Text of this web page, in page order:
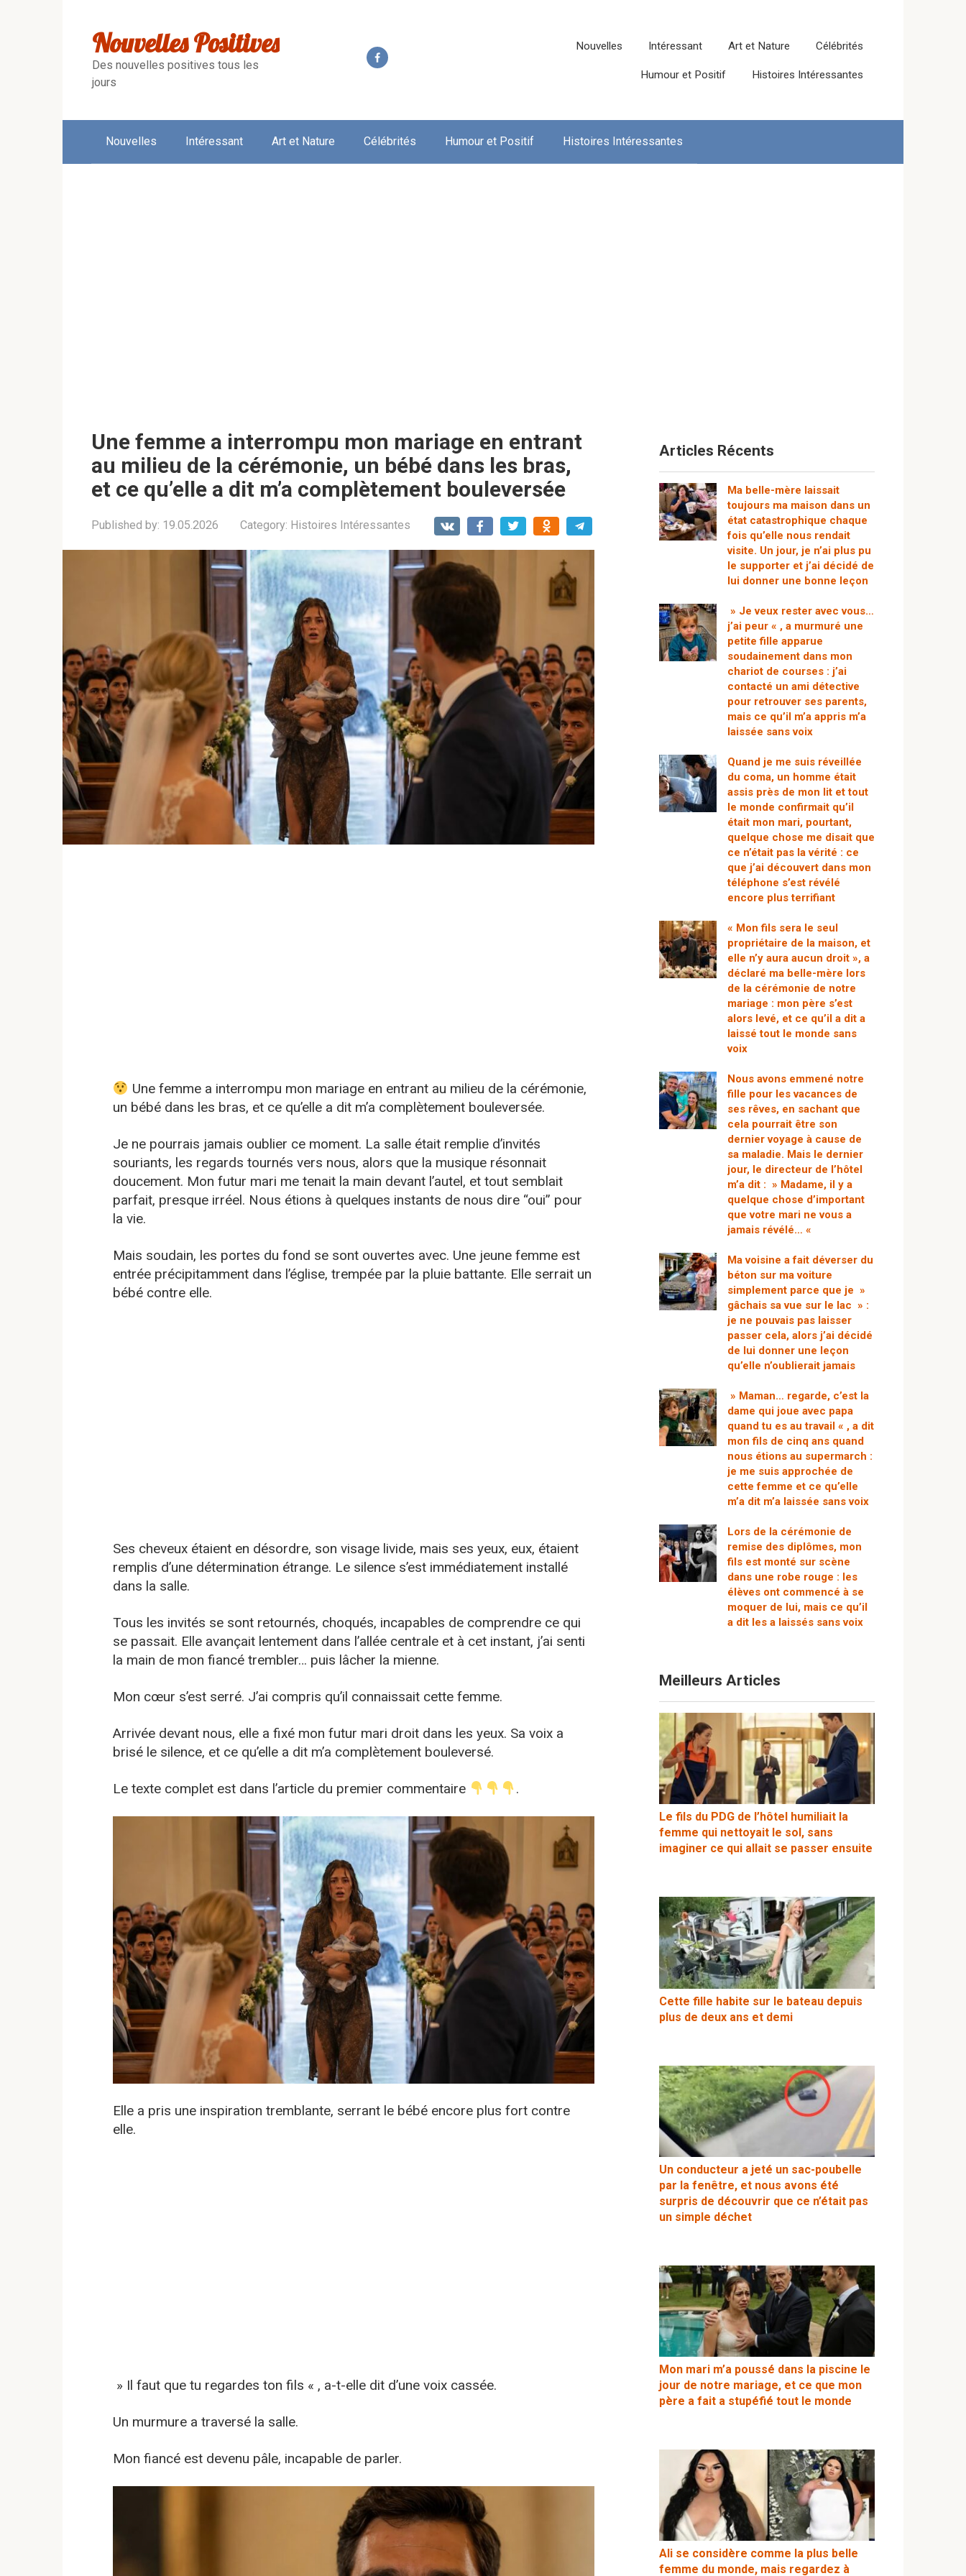
Nouvelles Positives
Des nouvelles positives tous les
jours
Nouvelles Intéressant Art et Nature Célébrités
Humour et Positif Histoires Intéressantes
Nouvelles Intéressant Art et Nature Célébrités Humour et Positif Histoires Intéressantes
Une femme a interrompu mon mariage en entrant
au milieu de la cérémonie, un bébé dans les bras,
et ce qu’elle a dit m’a complètement bouleversée
Published by: 19.05.2026 Category: Histoires Intéressantes
Une femme a interrompu mon mariage en entrant au milieu de la cérémonie,
un bébé dans les bras, et ce qu’elle a dit m’a complètement bouleversée.
Je ne pourrais jamais oublier ce moment. La salle était remplie d’invités
souriants, les regards tournés vers nous, alors que la musique résonnait
doucement. Mon futur mari me tenait la main devant l’autel, et tout semblait
parfait, presque irréel. Nous étions à quelques instants de nous dire “oui” pour
la vie.
Mais soudain, les portes du fond se sont ouvertes avec. Une jeune femme est
entrée précipitamment dans l’église, trempée par la pluie battante. Elle serrait un
bébé contre elle.
Ses cheveux étaient en désordre, son visage livide, mais ses yeux, eux, étaient
remplis d’une détermination étrange. Le silence s’est immédiatement installé
dans la salle.
Tous les invités se sont retournés, choqués, incapables de comprendre ce qui
se passait. Elle avançait lentement dans l’allée centrale et à cet instant, j’ai senti
la main de mon fiancé trembler… puis lâcher la mienne.
Mon cœur s’est serré. J’ai compris qu’il connaissait cette femme.
Arrivée devant nous, elle a fixé mon futur mari droit dans les yeux. Sa voix a
brisé le silence, et ce qu’elle a dit m’a complètement bouleversé.
Le texte complet est dans l’article du premier commentaire .
Elle a pris une inspiration tremblante, serrant le bébé encore plus fort contre
elle.
» Il faut que tu regardes ton fils « , a-t-elle dit d’une voix cassée.
Un murmure a traversé la salle.
Mon fiancé est devenu pâle, incapable de parler.
Articles Récents
Ma belle-mère laissait
toujours ma maison dans un
état catastrophique chaque
fois qu’elle nous rendait
visite. Un jour, je n’ai plus pu
le supporter et j’ai décidé de
lui donner une bonne leçon
» Je veux rester avec vous…
j’ai peur « , a murmuré une
petite fille apparue
soudainement dans mon
chariot de courses : j’ai
contacté un ami détective
pour retrouver ses parents,
mais ce qu’il m’a appris m’a
laissée sans voix
Quand je me suis réveillée
du coma, un homme était
assis près de mon lit et tout
le monde confirmait qu’il
était mon mari, pourtant,
quelque chose me disait que
ce n’était pas la vérité : ce
que j’ai découvert dans mon
téléphone s’est révélé
encore plus terrifiant
« Mon fils sera le seul
propriétaire de la maison, et
elle n’y aura aucun droit », a
déclaré ma belle-mère lors
de la cérémonie de notre
mariage : mon père s’est
alors levé, et ce qu’il a dit a
laissé tout le monde sans
voix
Nous avons emmené notre
fille pour les vacances de
ses rêves, en sachant que
cela pourrait être son
dernier voyage à cause de
sa maladie. Mais le dernier
jour, le directeur de l’hôtel
m’a dit : » Madame, il y a
quelque chose d’important
que votre mari ne vous a
jamais révélé… «
Ma voisine a fait déverser du
béton sur ma voiture
simplement parce que je »
gâchais sa vue sur le lac » :
je ne pouvais pas laisser
passer cela, alors j’ai décidé
de lui donner une leçon
qu’elle n’oublierait jamais
» Maman… regarde, c’est la
dame qui joue avec papa
quand tu es au travail « , a dit
mon fils de cinq ans quand
nous étions au supermarch :
je me suis approchée de
cette femme et ce qu’elle
m’a dit m’a laissée sans voix
Lors de la cérémonie de
remise des diplômes, mon
fils est monté sur scène
dans une robe rouge : les
élèves ont commencé à se
moquer de lui, mais ce qu’il
a dit les a laissés sans voix
Meilleurs Articles
Le fils du PDG de l’hôtel humiliait la
femme qui nettoyait le sol, sans
imaginer ce qui allait se passer ensuite
Cette fille habite sur le bateau depuis
plus de deux ans et demi
Un conducteur a jeté un sac-poubelle
par la fenêtre, et nous avons été
surpris de découvrir que ce n’était pas
un simple déchet
Mon mari m’a poussé dans la piscine le
jour de notre mariage, et ce que mon
père a fait a stupéfié tout le monde
Ali se considère comme la plus belle
femme du monde, mais regardez à